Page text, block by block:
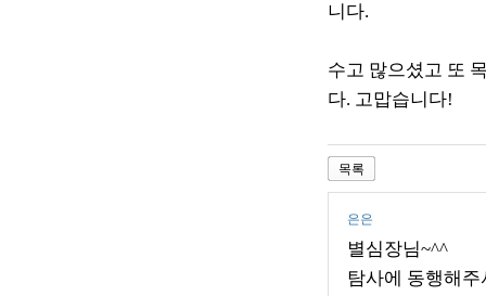
니다.
수고 많으셨고 또
다. 고맙습니다!
목록
은은
별심장님~^^
탐사에 동행해